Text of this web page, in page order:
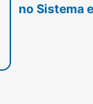
no Sistema